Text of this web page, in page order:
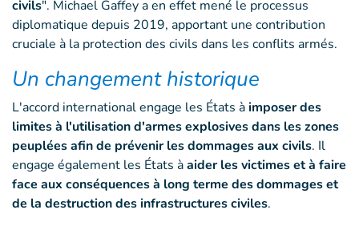
civils". Michael Gaffey a en effet mené le processus
diplomatique depuis 2019, apportant une contribution
cruciale à la protection des civils dans les conflits armés.
Un changement historique
L'accord international engage les États àimposer des
limites à l'utilisation d'armes explosives dans les zones
peuplées afin de prévenir les dommages aux civils. Il
engage également les États àaider les victimes et à faire
face aux conséquences à long terme des dommages et
de la destruction des infrastructures civiles.